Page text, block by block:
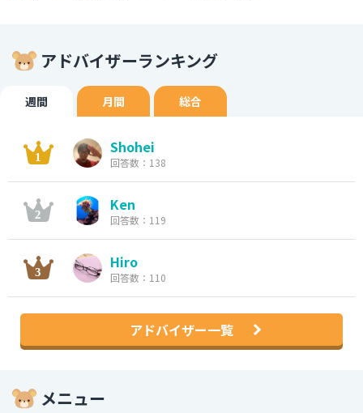
アドバイザーランキング
週間 月間 総合
Shohei
回答数：138
Ken
回答数：119
Hiro
回答数：110
アドバイザー一覧
メニュー